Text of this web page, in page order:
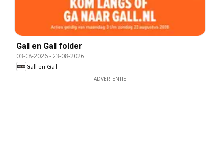
Gall en Gall folder
03-08-2026-23-08-2026
Gall en Gall
ADVERTENTIE